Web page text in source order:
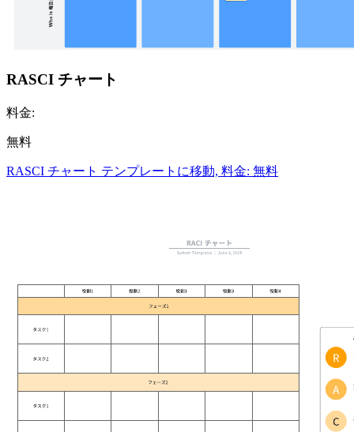
RASCI チャート
料金:
無料
RASCI チャート テンプレートに移動, 料金: 無料